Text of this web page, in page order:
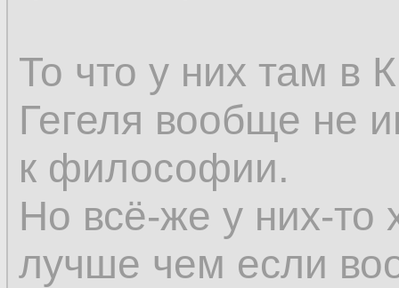
То что у них там в
Гегеля вообще не
к философии.
Но всё-же у них-то
лучше чем если